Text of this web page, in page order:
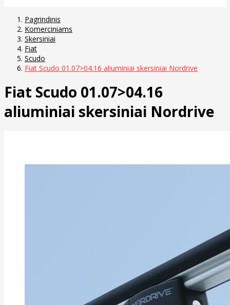
Pagrindinis
Komerciniams
Skersiniai
Fiat
Scudo
Fiat Scudo 01.07>04.16 aliuminiai skersiniai Nordrive
Fiat Scudo 01.07>04.16
aliuminiai skersiniai Nordrive